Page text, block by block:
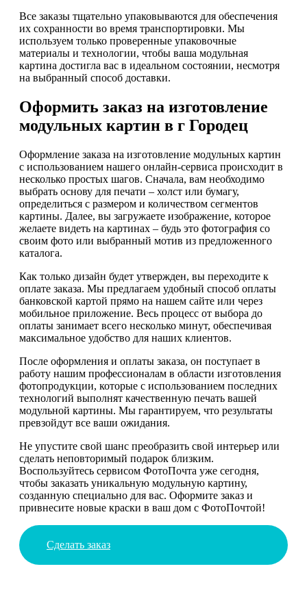
Все заказы тщательно упаковываются для обеспечения
их сохранности во время транспортировки. Мы
используем только проверенные упаковочные
материалы и технологии, чтобы ваша модульная
картина достигла вас в идеальном состоянии, несмотря
на выбранный способ доставки.
Оформить заказ на изготовление
модульных картин в г Городец
Оформление заказа на изготовление модульных картин
с использованием нашего онлайн-сервиса происходит в
несколько простых шагов. Сначала, вам необходимо
выбрать основу для печати – холст или бумагу,
определиться с размером и количеством сегментов
картины. Далее, вы загружаете изображение, которое
желаете видеть на картинах – будь это фотография со
своим фото или выбранный мотив из предложенного
каталога.
Как только дизайн будет утвержден, вы переходите к
оплате заказа. Мы предлагаем удобный способ оплаты
банковской картой прямо на нашем сайте или через
мобильное приложение. Весь процесс от выбора до
оплаты занимает всего несколько минут, обеспечивая
максимальное удобство для наших клиентов.
После оформления и оплаты заказа, он поступает в
работу нашим профессионалам в области изготовления
фотопродукции, которые с использованием последних
технологий выполнят качественную печать вашей
модульной картины. Мы гарантируем, что результаты
превзойдут все ваши ожидания.
Не упустите свой шанс преобразить свой интерьер или
сделать неповторимый подарок близким.
Воспользуйтесь сервисом ФотоПочта уже сегодня,
чтобы заказать уникальную модульную картину,
созданную специально для вас. Оформите заказ и
привнесите новые краски в ваш дом с ФотоПочтой!
Сделать заказ